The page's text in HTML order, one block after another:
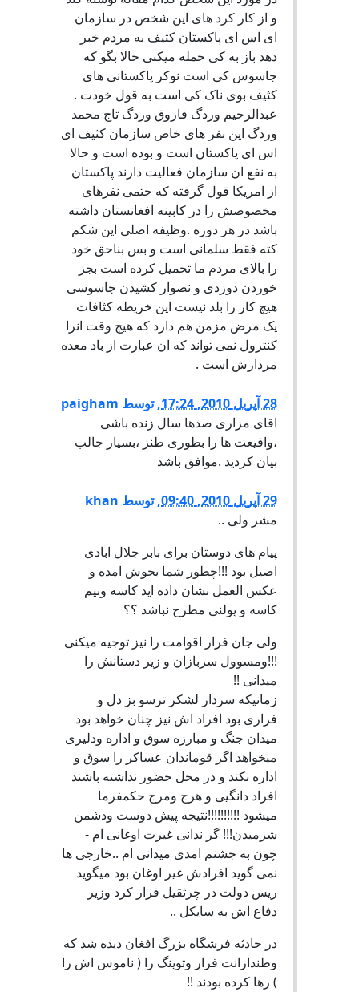
و از کار کرد های این شخص در سازمان
ای اس ای پاکستان کثیف به مردم خبر
دهد باز به کی حمله میکنی حالا بگو که
جاسوس کی است نوکر پاکستانی های
کثیف بوی ناک کی است به قول خودت .
عبدالرحیم وردگ فاروق وردگ تاج محمد
وردگ این نفر های خاص سازمان کثیف ای
اس ای پاکستان است و بوده است و حالا
به نفع ان سازمان فعالیت دارند پاکستان
از امریکا قول گرفته که حتمی نفرهای
مخصوصش را در کابینه افغانستان داشته
باشد در هر دوره .وظیفه اصلی این شکم
کته فقط سلمانی است و بس بناحق خود
را بالای مردم ما تحمیل کرده است بجز
خوردن دوزدی و نصوار کشیدن جاسوسی
هیچ کار را بلد نیست این خریطه کثافات
یک مرض مزمن هم دارد که هیچ وقت انرا
کنترول نمی تواند که ان عبارت از باد معده
مردارش است .
28 آپریل 2010, 17:24 ,توسط paigham
اقای مزاری صدها سال زنده باشی
،واقیعت ها را بطوری طنز ،بسیار جالب
بیان کردید .موافق باشد
29 آپریل 2010, 09:40 ,توسط khan
مشر ولی ..
پیام های دوستان برای بابر جلال ابادی
اصیل بود !!!چطور شما بجوش امده و
عکس العمل نشان داده اید کاسه ونیم
کاسه و پولنی مطرح نباشد ؟؟
ولی جان فرار اقوامت را نیز توجیه میکنی
!!!ومسوول سربازان و زیر دستانش را
میدانی !!
زمانیکه سردار لشکر ترسو بز دل و
فراری بود افراد اش نیز چنان خواهد بود
میدان جنگ و مبارزه سوق و اداره ودلیری
میخواهد اگر قوماندان عساکر را سوق و
اداره نکند و در محل حضور نداشته باشند
افراد دانگیی و هرج ومرج حکمفرما
میشود !!!!!!!!!!نتیجه پیش دوست ودشمن
شرمیدن!!! گر ندانی غیرت اوغانی ام -
چون به جشنم امدی میدانی ام ..خارجی ها
نمی گوید افرادش غیر اوغان بود میگوید
ریس دولت در چرثقیل فرار کرد وزیر
دفاع اش به سایکل ..
در حادثه فرشگاه بزرگ افغان دیده شد که
وطندارانت فرار وتوپنگ را ( ناموس اش را
) رها کرده بودند !!